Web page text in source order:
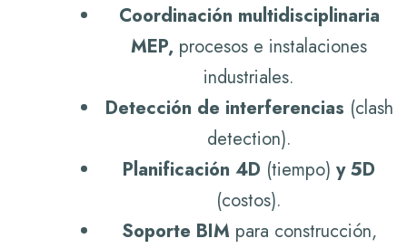
Coordinación multidisciplinaria
MEP, procesos e instalaciones
industriales.
Detección de interferencias (clash
detection).
Planificación 4D (tiempo) y 5D
(costos).
Soporte BIM para construcción,